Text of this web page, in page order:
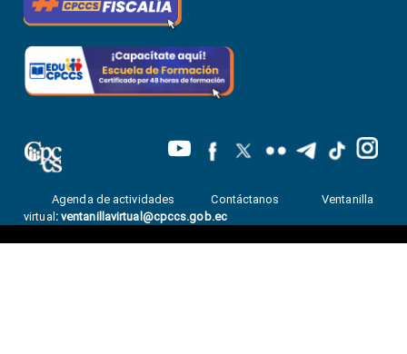
Agenda de actividades Contáctanos
Ventanilla
virtual : ventanillavirtual@cpccs.gob.ec